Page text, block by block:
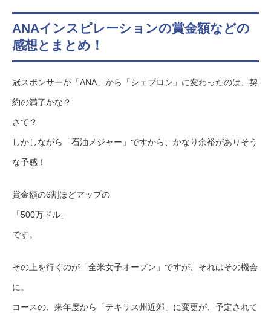
ANAインスピレーションの賞金額などの
感想とまとめ！
冠スポンサーが「ANA」から「シェブロン」に変わったのは、契
約の満了かな？
さて？
しかしながら「石油メジャー」ですから、かなり余裕がありそう
な予感！
賞金額の6割ほどアップの
「500万ドル」
です。
その上を行くのが「全米女子オープン」ですが、それはその機会
に。
コースの、来年度から「テキサス州近郊」に変更が、予定されて